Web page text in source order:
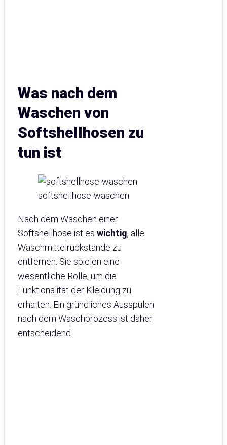
Was nach dem
Waschen von
Softshellhosen zu
tun ist
softshellhose-waschen
Nach dem Waschen einer
Softshellhose ist es wichtig, alle
Waschmittelrückstände zu
entfernen. Sie spielen eine
wesentliche Rolle, um die
Funktionalität der Kleidung zu
erhalten. Ein gründliches Ausspülen
nach dem Waschprozess ist daher
entscheidend.